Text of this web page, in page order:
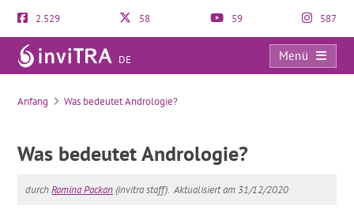
2.529 58 59 587
DE
Menü
Was bedeutet Andrologie?
Anfang Was bedeutet Andrologie?
Was bedeutet Andrologie?
durchRomina Packan(invitra staff). Aktualisiert am 31/12/2020